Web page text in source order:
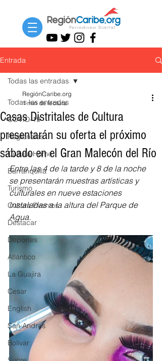
Entrada
Todas las entradas
COVID-19
Regionales
Cultura Home
Barranquilla
Turismo
Cultura Eventos
Destacar
Deportes
Atlántico
La Guajira
Cesar
English
San Andres
Bolívar
Todas las entradas
Casas Distritales de Cultura
presentarán su oferta el próximo
sábado en el Gran Malecón del Río
RegiónCaribe.org
1 min de lectura
Entre las 4 de la tarde y 8 de la noche
se presentarán muestras artísticas y
culturales en nueve estaciones
instaladas a la altura del Parque de
Agua.